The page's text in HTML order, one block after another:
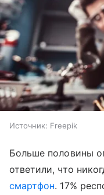
Источник: Freepik
Больше половины
ответили, что
смартфон. 17%